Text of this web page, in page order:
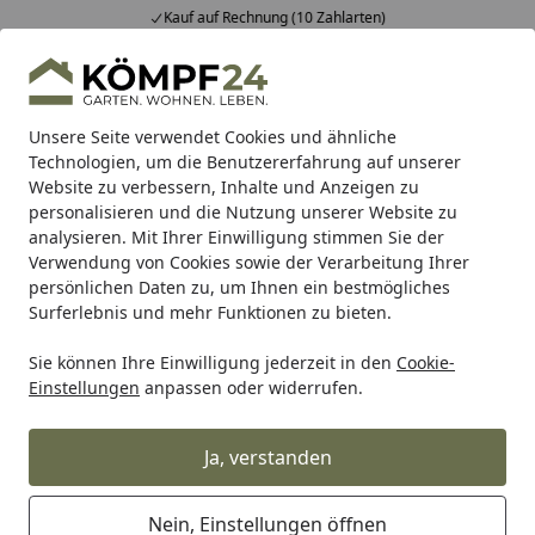
Unsere Seite verwendet Cookies und ähnliche
Technologien, um die Benutzererfahrung auf unserer
Website zu verbessern, Inhalte und Anzeigen zu
personalisieren und die Nutzung unserer Website zu
analysieren. Mit Ihrer Einwilligung stimmen Sie der
Verwendung von Cookies sowie der Verarbeitung Ihrer
persönlichen Daten zu, um Ihnen ein bestmögliches
Surferlebnis und mehr Funktionen zu bieten.
Sie können Ihre Einwilligung jederzeit in den Cookie-
Einstellungen anpassen oder widerrufen.
Ja, verstanden
Nein, Einstellungen öffnen
Kauf auf Rechnung (10 Zahlarten)
Alle Produkte
Mein Konto
Suchen
Startseite
Teich Teichbau Teichschalen Ubbink Teichschale
Ubbink Teichschale Fertigteich Iris
SV - 1580 l